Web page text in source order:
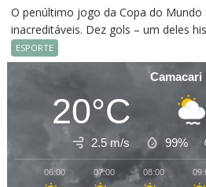
O penúltimo jogo da Copa do Mundo
inacreditáveis. Dez gols – um deles
ESPORTE
Camacari
20°C
2.5 m/s 99%
06:00 07:00 08:00